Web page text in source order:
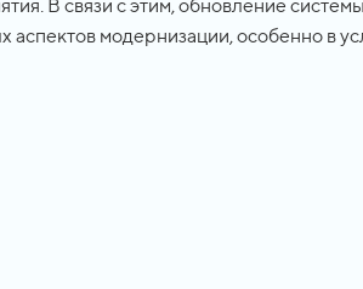
В связи с этим, обновление
аспектов модернизации, особенно в